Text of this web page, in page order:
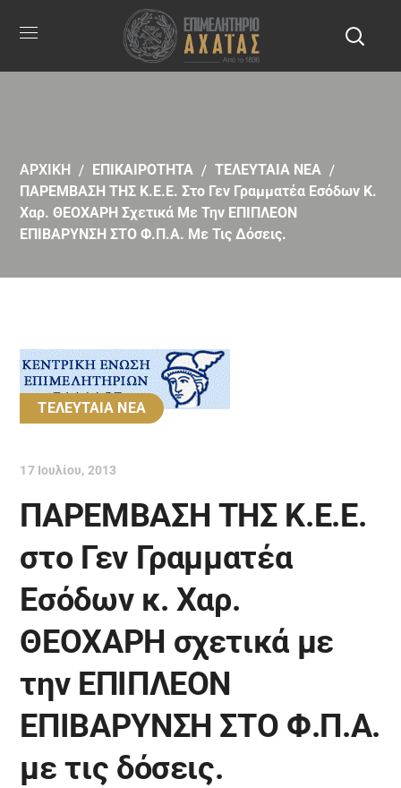
ΑΡΧΙΚΗ ΕΠΙΚΑΙΡΟΤΗΤΑ
ΤΕΛΕΥΤΑΙΑ ΝΕΑ
ΠΑΡΕΜΒΑΣΗ ΤΗΣ Κ.Ε.Ε. Στο Γεν Γραμματέα Εσόδων Κ.
Χαρ. ΘΕΟΧΑΡΗ Σχετικά Με Την ΕΠΙΠΛΕΟΝ
ΕΠΙΒΑΡΥΝΣΗ ΣΤΟ Φ.Π.Α. Με Τις Δόσεις.
ΤΕΛΕΥΤΑΙΑ ΝΕΑ
17 Ιουλίου, 2013
ΠΑΡΕΜΒΑΣΗ ΤΗΣ Κ.Ε.Ε.
στο Γεν Γραμματέα
Εσόδων κ. Χαρ.
ΘΕΟΧΑΡΗ σχετικά με
την ΕΠΙΠΛΕΟΝ
ΕΠΙΒΑΡΥΝΣΗ ΣΤΟ Φ.Π.Α.
με τις δόσεις.